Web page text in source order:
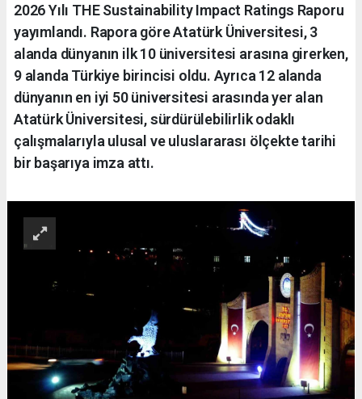
2026 Yılı THE Sustainability Impact Ratings Raporu
yayımlandı. Rapora göre Atatürk Üniversitesi, 3
alanda dünyanın ilk 10 üniversitesi arasına girerken,
9 alanda Türkiye birincisi oldu. Ayrıca 12 alanda
dünyanın en iyi 50 üniversitesi arasında yer alan
Atatürk Üniversitesi, sürdürülebilirlik odaklı
çalışmalarıyla ulusal ve uluslararası ölçekte tarihi
bir başarıya imza attı.